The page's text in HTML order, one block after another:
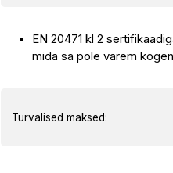
puuvillane
EN 20471 kl 2
mida sa pole varem
Turvalised maksed: